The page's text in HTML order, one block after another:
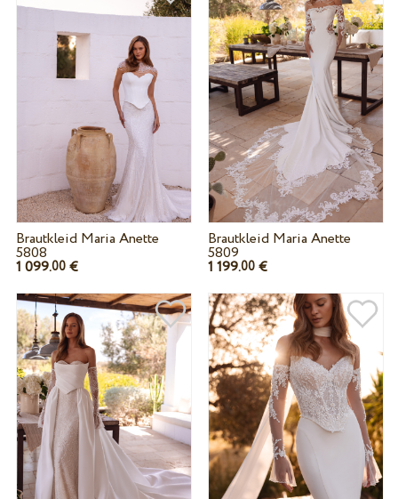
Brautkleid Maria Anette
5808
1 099.00€
Brautkleid Maria Anette
5809
1 199.00 €